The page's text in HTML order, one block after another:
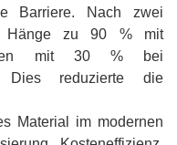
Barriere. Nach zwei
Hänge zu 90 % mit
mit 30 % bei
Dies reduzierte die
Material im modernen